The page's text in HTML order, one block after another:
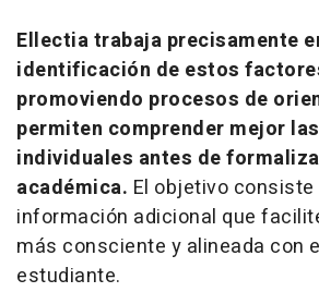
Ellectia trabaja precisamente
identificación de estos
promoviendo procesos de
permiten comprender mejor
individuales antes de
académica. El objetivo
información adicional que
más consciente y alineada con
estudiante.